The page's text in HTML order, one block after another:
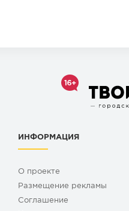
ИНФОРМАЦИЯ
О проекте
Размещение рекламы
Cоглашение